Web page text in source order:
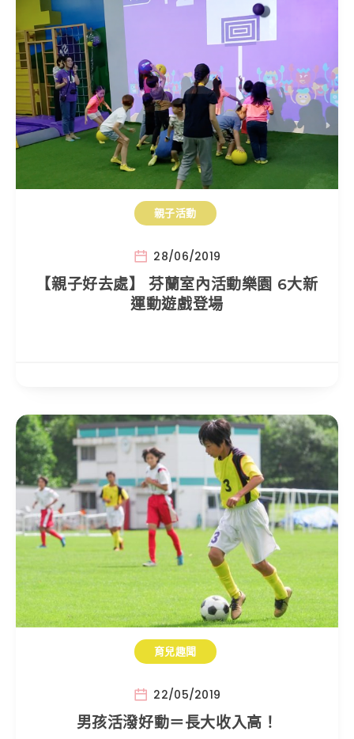
親子活動
28/06/2019
【親子好去處】 芬蘭室內活動樂園 6大新
運動遊戲登場
育兒趣聞
22/05/2019
男孩活潑好動＝長大收入高！